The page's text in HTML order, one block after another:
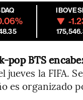
-
pop BTS
jueves la FIFA.
es organizado